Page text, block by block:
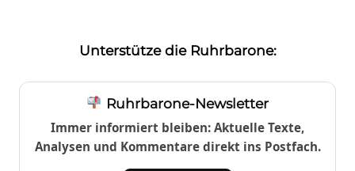
Unterstütze die Ruhrbarone:
Ruhrbarone-Newsletter
Immer informiert bleiben: Aktuelle Texte,
Analysen und Kommentare direkt ins Postfach.